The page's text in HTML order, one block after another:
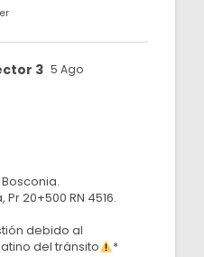
3 5 Ago
20+500 RN 4516.
debido al
del tránsito
*